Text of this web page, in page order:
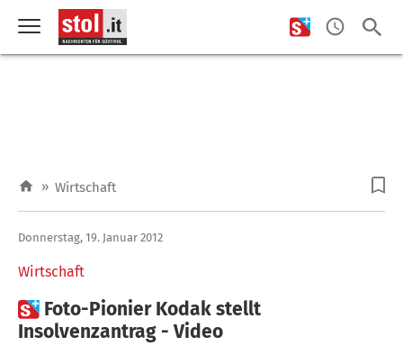
» Wirtschaft
Wirtschaft
Donnerstag, 19. Januar 2012
 Foto-Pionier Kodak stellt
Insolvenzantrag - Video